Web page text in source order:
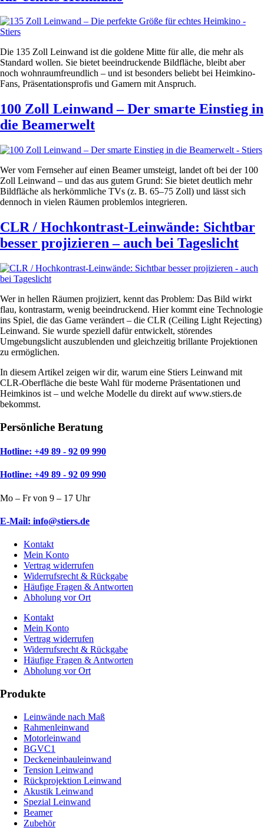
Die 135 Zoll Leinwand ist die goldene Mitte für alle, die mehr als
Standard wollen. Sie bietet beeindruckende Bildfläche, bleibt aber
noch wohnraumfreundlich – und ist besonders beliebt bei Heimkino-
Fans, Präsentationsprofis und Gamern mit Anspruch.
100 Zoll Leinwand – Der smarte Einstieg in
die Beamerwelt
Wer vom Fernseher auf einen Beamer umsteigt, landet oft bei der 100
Zoll Leinwand – und das aus gutem Grund: Sie bietet deutlich mehr
Bildfläche als herkömmliche TVs (z. B. 65–75 Zoll) und lässt sich
dennoch in vielen Räumen problemlos integrieren.
CLR / Hochkontrast-Leinwände: Sichtbar
besser projizieren – auch bei Tageslicht
Wer in hellen Räumen projiziert, kennt das Problem: Das Bild wirkt
flau, kontrastarm, wenig beeindruckend. Hier kommt eine Technologie
ins Spiel, die das Game verändert – die CLR (Ceiling Light Rejecting)
Leinwand. Sie wurde speziell dafür entwickelt, störendes
Umgebungslicht auszublenden und gleichzeitig brillante Projektionen
zu ermöglichen.
In diesem Artikel zeigen wir dir, warum eine Stiers Leinwand mit
CLR-Oberfläche die beste Wahl für moderne Präsentationen und
Heimkinos ist – und welche Modelle du direkt auf www.stiers.de
bekommst.
Persönliche Beratung
Hotline: +49 89 - 92 09 990
Hotline: +49 89 - 92 09 990
Mo – Fr von 9 – 17 Uhr
E-Mail: info@stiers.de
Kontakt
Mein Konto
Vertrag widerrufen
Widerrufsrecht & Rückgabe
Häufige Fragen & Antworten
Abholung vor Ort
Kontakt
Mein Konto
Vertrag widerrufen
Widerrufsrecht & Rückgabe
Häufige Fragen & Antworten
Abholung vor Ort
Produkte
Leinwände nach Maß
Rahmenleinwand
Motorleinwand
BGVC1
Deckeneinbauleinwand
Tension Leinwand
Rückprojektion Leinwand
Akustik Leinwand
Spezial Leinwand
Beamer
Zubehör